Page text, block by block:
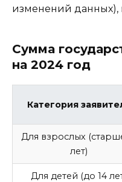
изменений данных),
Сумма
на 2024 год
Категория
Для взрослых
лет)
Для детей (до 14